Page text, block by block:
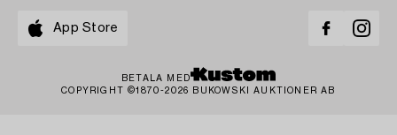
App Store
BETALA MED
COPYRIGHT ©1870-2026 BUKOWSKI AUKTIONER AB